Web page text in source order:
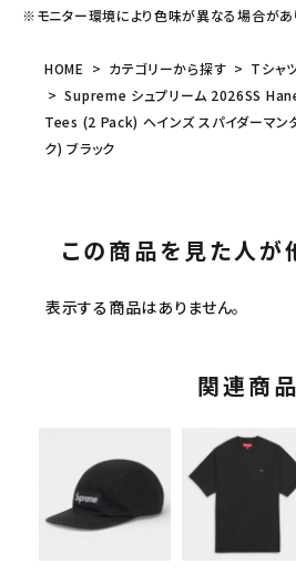
※モニター環境により色味が異なる場合があ
HOME カテゴリーから探す
Tシャ
Supreme シュプリーム 2026SS
Tees (2 Pack) ヘインズ スパイダーマン
ク) ブラック
この商品を見た人が
表示する商品はありません。
関連商品